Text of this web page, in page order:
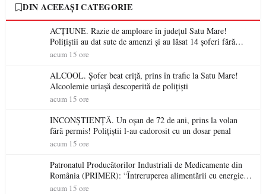
DIN ACEEAȘI CATEGORIE
ACȚIUNE. Razie de amploare în județul Satu Mare!
Polițiștii au dat sute de amenzi și au lăsat 14 șoferi fără
permis într-o singură zi
acum 15 ore
ALCOOL. Șofer beat criță, prins în trafic la Satu Mare!
Alcoolemie uriașă descoperită de polițiști
acum 15 ore
INCONȘTIENȚĂ. Un oșan de 72 de ani, prins la volan
fără permis! Polițiștii l-au cadorosit cu un dosar penal
acum 15 ore
Patronatul Producătorilor Industriali de Medicamente din
România (PRIMER): “Întreruperea alimentării cu energie
electrică a fabricilor de medicamente va pune în pericol
acum 15 ore